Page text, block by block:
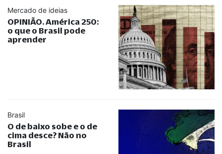
Mercado de ideias
OPINIÃO. América 250:
o que o Brasil pode
aprender
Brasil
O de baixo sobe e o de
cima desce? Não no
Brasil